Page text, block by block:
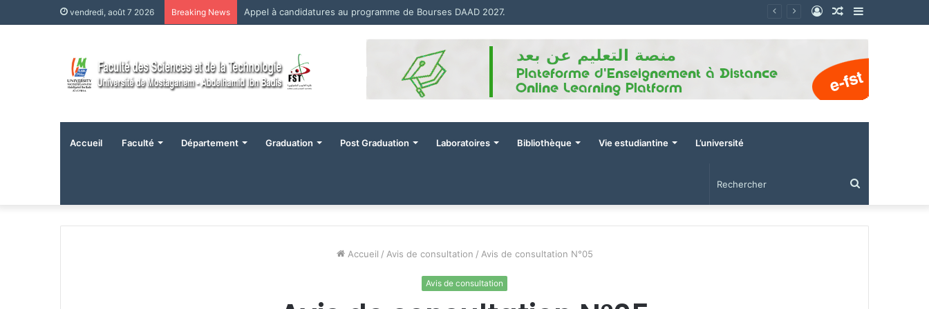
vendredi, août 7 2026 Breaking News Appel à candidatures au programme de Bourses DAAD 2027.
Sidebar
latérale)
Article
Connexion
Accueil Faculté Département Graduation Post Graduation Laboratoires Bibliothèque Vie estudiantine L’université
Accueil / Avis de consultation / Avis de consultation N°05
Avis de consultation